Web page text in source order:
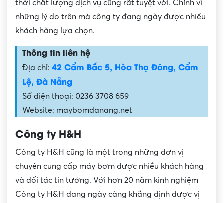
thời chất lượng dịch vụ cũng rất tuyệt vời. Chính vì
những lý do trên mà công ty đang ngày được nhiều
khách hàng lựa chọn.
Thông tin liên hệ
Địa chỉ: 42 Cẩm Bắc 5, Hòa Thọ Đông, Cẩm
Lệ, Đà Nẵng
Số điện thoại: 0236 3708 659
Website: maybomdanang.net
Công ty H&H
Công ty H&H cũng là một trong những đơn vị
chuyên cung cấp máy bơm được nhiều khách hàng
và đối tác tin tưởng. Với hơn 20 năm kinh nghiệm
Công ty H&H đang ngày càng khẳng định được vị